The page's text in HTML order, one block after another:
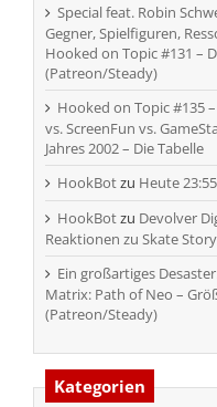
Special feat. Robin
Gegner, Spielfiguren,
Hooked on Topic #131 –
(Patreon/Steady)
Hooked on Topic #135
vs. ScreenFun vs.
Jahres 2002 – Die Tabelle
HookBotzu Heute
HookBotzu Devolver
Reaktionen zu Skate
Ein großartiges
Matrix: Path of Neo –
(Patreon/Steady)
Kategorien